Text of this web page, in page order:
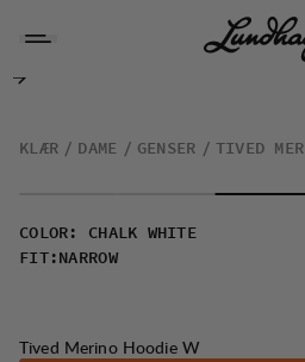
Tived Merino Hoodie W
KLÆR DAME GENSER TIVED
COLOR : CHALK WHITE
FIT: NARROW
Tived Merino Hoodie W